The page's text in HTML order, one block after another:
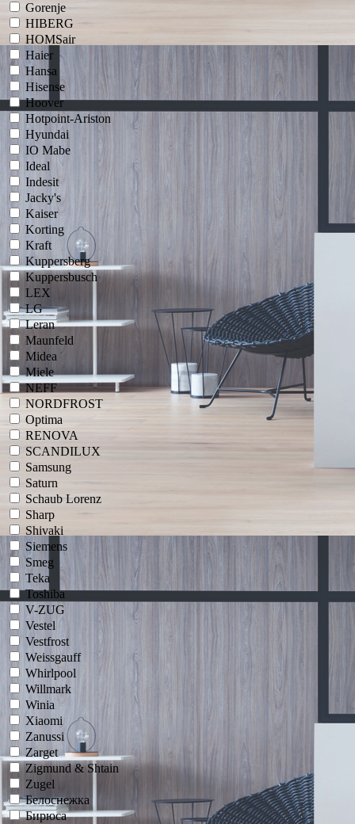
Gorenje
HIBERG
HOMSair
Haier
Hansa
Hisense
Hoover
Hotpoint-Ariston
Hyundai
IO Mabe
Ideal
Indesit
Jacky's
Kaiser
Korting
Kraft
Kuppersberg
Kuppersbusch
LEX
LG
Leran
Maunfeld
Midea
Miele
NEFF
NORDFROST
Optima
RENOVA
SCANDILUX
Samsung
Saturn
Schaub Lorenz
Sharp
Shivaki
Siemens
Smeg
Teka
Toshiba
V-ZUG
Vestel
Vestfrost
Weissgauff
Whirlpool
Willmark
Winia
Xiaomi
Zanussi
Zarget
Zigmund & Shtain
Zugel
Белоснежка
Бирюса